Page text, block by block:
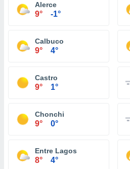
Alerce
9° -1°
Calbuco
9° 4°
Castro
9° 1°
Chonchi
9° 0°
Entre Lagos
8° 4°